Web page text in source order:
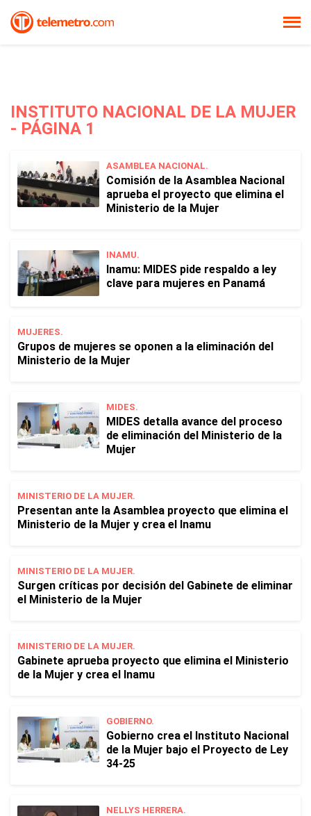
INSTITUTO NACIONAL DE LA MUJER
- PÁGINA 1
ASAMBLEA NACIONAL.
Comisión de la Asamblea Nacional
aprueba el proyecto que elimina el
Ministerio de la Mujer
INAMU.
Inamu: MIDES pide respaldo a ley
clave para mujeres en Panamá
MUJERES.
Grupos de mujeres se oponen a la eliminación del
Ministerio de la Mujer
MIDES.
MIDES detalla avance del proceso
de eliminación del Ministerio de la
Mujer
MINISTERIO DE LA MUJER.
Presentan ante la Asamblea proyecto que elimina el
Ministerio de la Mujer y crea el Inamu
MINISTERIO DE LA MUJER.
Surgen críticas por decisión del Gabinete de eliminar
el Ministerio de la Mujer
MINISTERIO DE LA MUJER.
Gabinete aprueba proyecto que elimina el Ministerio
de la Mujer y crea el Inamu
GOBIERNO.
Gobierno crea el Instituto Nacional
de la Mujer bajo el Proyecto de Ley
34-25
NELLYS HERRERA.